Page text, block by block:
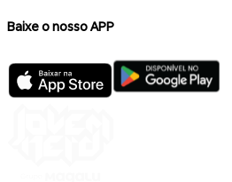
Baixe o nosso APP